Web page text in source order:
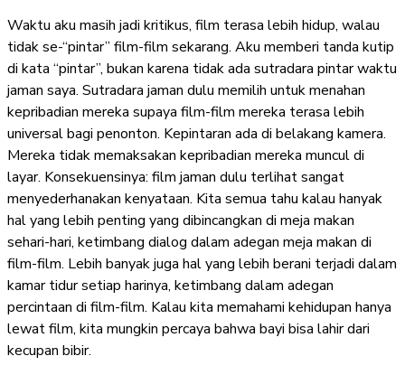
Waktu aku masih jadi kritikus, film terasa lebih hidup, walau
tidak se-“pintar” film-film sekarang. Aku memberi tanda kutip
di kata “pintar”, bukan karena tidak ada sutradara pintar waktu
jaman saya. Sutradara jaman dulu memilih untuk menahan
kepribadian mereka supaya film-film mereka terasa lebih
universal bagi penonton. Kepintaran ada di belakang kamera.
Mereka tidak memaksakan kepribadian mereka muncul di
layar. Konsekuensinya: film jaman dulu terlihat sangat
menyederhanakan kenyataan. Kita semua tahu kalau hanyak
hal yang lebih penting yang dibincangkan di meja makan
sehari-hari, ketimbang dialog dalam adegan meja makan di
film-film. Lebih banyak juga hal yang lebih berani terjadi dalam
kamar tidur setiap harinya, ketimbang dalam adegan
percintaan di film-film. Kalau kita memahami kehidupan hanya
lewat film, kita mungkin percaya bahwa bayi bisa lahir dari
kecupan bibir.